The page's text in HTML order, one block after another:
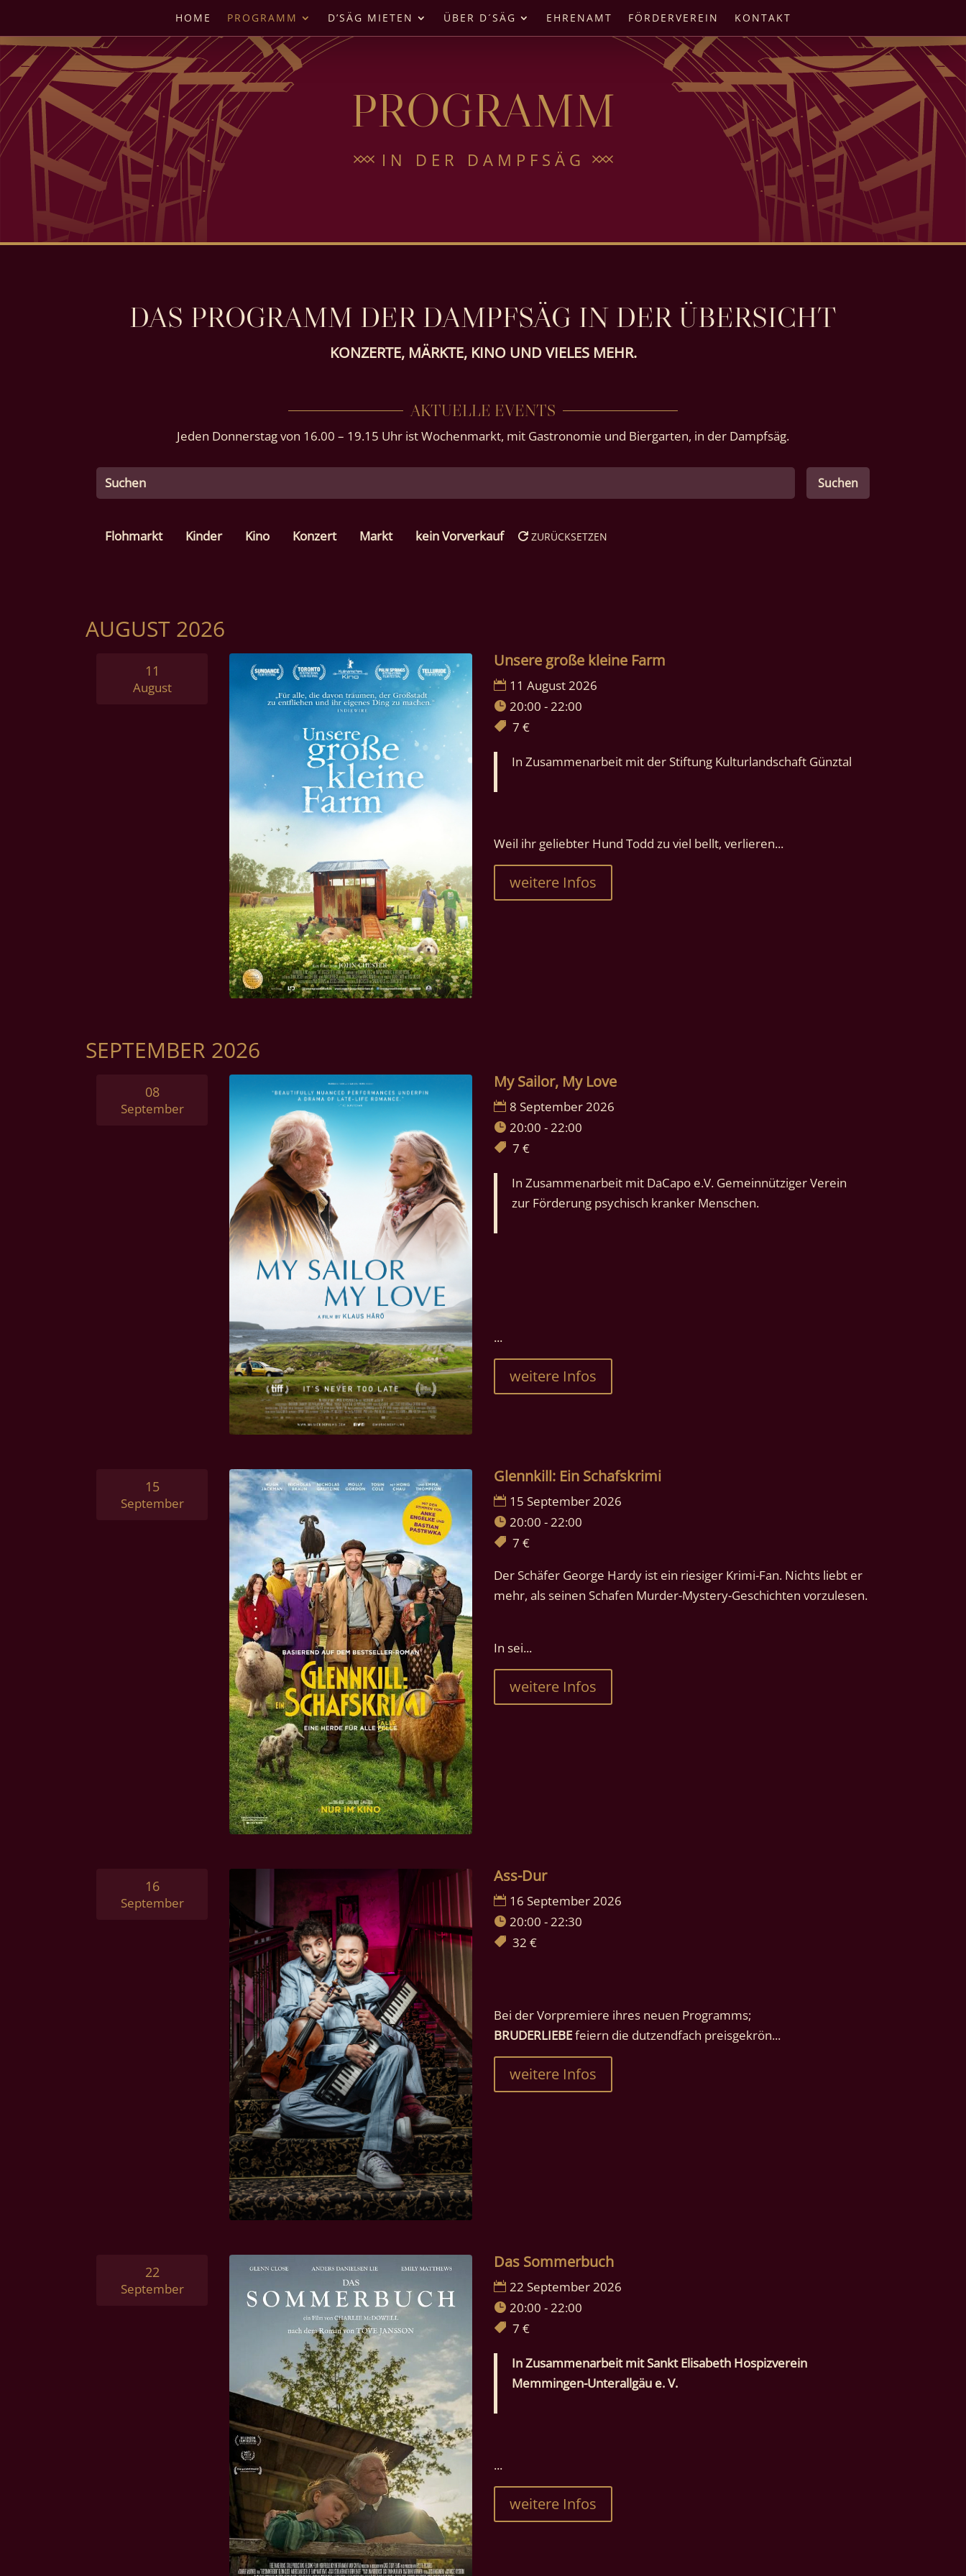
HOME PROGRAMM D’SÄG MIETEN ÜBER D´SÄG EHRENAMT FÖRDERVEREIN KONTAKT
PROGRAMM
IN DER DAMPFSÄG
DAS PROGRAMM DER DAMPFSÄG IN DER ÜBERSICHT
KONZERTE, MÄRKTE, KINO UND VIELES MEHR.
AKTUELLE EVENTS
Jeden Donnerstag von 16.00 – 19.15 Uhr ist Wochenmarkt, mit Gastronomie und Biergarten, in der Dampfsäg.
Suchen
Flohmarkt Kinder Kino Konzert Markt kein Vorverkauf ZURÜCKSETZEN
AUGUST 2026
11
August
Unsere große kleine Farm
11 August 2026
20:00 - 22:00
7 €
In Zusammenarbeit mit der Stiftung Kulturlandschaft Günztal
Weil ihr geliebter Hund Todd zu viel bellt, verlieren...
weitere Infos
SEPTEMBER 2026
08
September
My Sailor, My Love
8 September 2026
20:00 - 22:00
7 €
In Zusammenarbeit mit DaCapo e.V. Gemeinnütziger Verein
zur Förderung psychisch kranker Menschen.
...
weitere Infos
15
September
Glennkill: Ein Schafskrimi
15 September 2026
20:00 - 22:00
7 €
Der Schäfer George Hardy ist ein riesiger Krimi-Fan. Nichts liebt er
mehr, als seinen Schafen Murder-Mystery-Geschichten vorzulesen.
In sei...
weitere Infos
16
September
Ass-Dur
16 September 2026
20:00 - 22:30
32 €
Bei der Vorpremiere ihres neuen Programms;
BRUDERLIEBE feiern die dutzendfach preisgekrön...
weitere Infos
22
September
Das Sommerbuch
22 September 2026
20:00 - 22:00
7 €
In Zusammenarbeit mit Sankt Elisabeth Hospizverein
Memmingen-Unterallgäu e. V.
...
weitere Infos